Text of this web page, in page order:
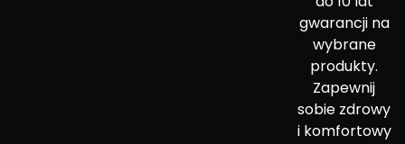
gwarancji na
wybrane
produkty.
Zapewnij
sobie zdrowy
i komfortowy